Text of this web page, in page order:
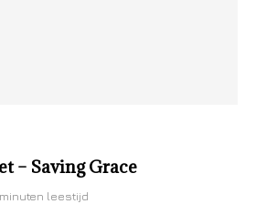
– Saving Grace
leestijd